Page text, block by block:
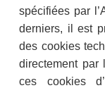
spécifiées par
derniers, il est
des cookies
directement
ces cookies